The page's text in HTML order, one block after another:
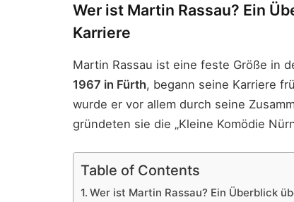
Wer ist Martin Rassau? Ein
Karriere
Martin Rassau ist eine feste Größe in
1967 in Fürth, begann seine Karriere
wurde er vor allem durch seine
gründeten sie die „Kleine Komödie
Table of Contents
Wer ist Martin Rassau? Ein Überblick